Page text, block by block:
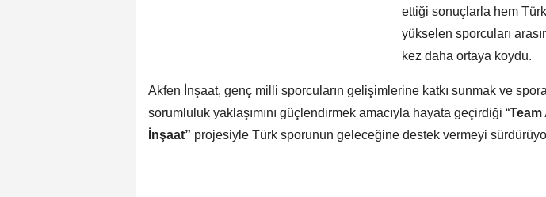
ettiği sonuçlarla hem
yükselen sporcuları
kez daha ortaya koydu.
Akfen İnşaat, genç milli sporcuların gelişimlerine katkı sunmak ve
sorumluluk yaklaşımını güçlendirmek amacıyla hayata geçirdiği “Team
İnşaat” projesiyle Türk sporunun geleceğine destek vermeyi